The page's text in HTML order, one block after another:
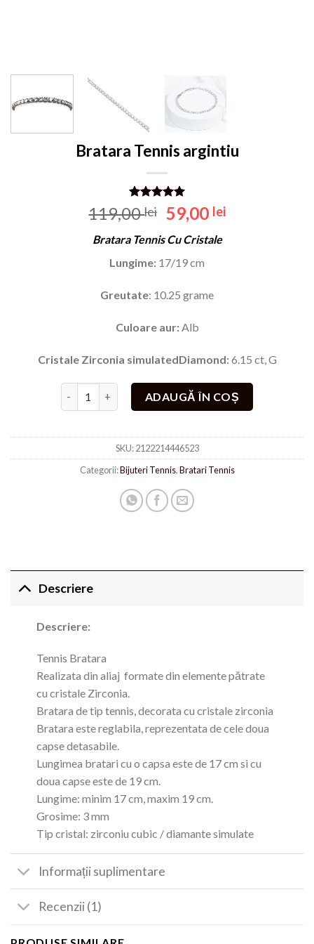
Bratara Tennis argintiu
Evaluat la
5.00din 5
unei
evaluări
119,00lei Prețul
inițial
a
fost:
59,00 leiPrețul
Bratara Tennis Cu Cristale
Lungime: 17/19 cm
Greutate: 10.25 grame
Culoare aur:Alb
Cristale Zirconia simulatedDiamond:6.15 ct, G
Cantitate Bratara Tennis argintiu
ADAUGĂ ÎN COȘ
SKU:2122214446523
Categorii:Bijuteri Tennis,Bratari Tennis
Descriere
Descriere:
Tennis Bratara
Realizata din aliaj formate din elemente pătrate
cu cristale Zirconia.
Bratara de tip tennis, decorata cu cristale zirconia
Bratara este reglabila, reprezentata de cele doua
capse detasabile.
Lungimea bratari cu o capsa este de 17 cm si cu
doua capse este de 19 cm.
Lungime: minim 17 cm, maxim 19 cm.
Grosime: 3 mm
Tip cristal: zirconiu cubic / diamante simulate
Informații suplimentare
Recenzii (1)